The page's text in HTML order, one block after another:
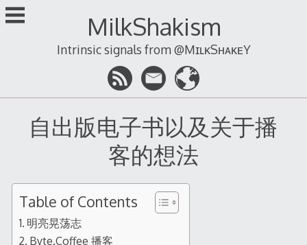
跳
至
MilkShakism
Intrinsic signals from @MɪʟᴋSʜᴀᴋᴇY
自出版电子书以及关于播
客的想法
Table of Contents
明亮晃荡志
Byte.Coffee 播客